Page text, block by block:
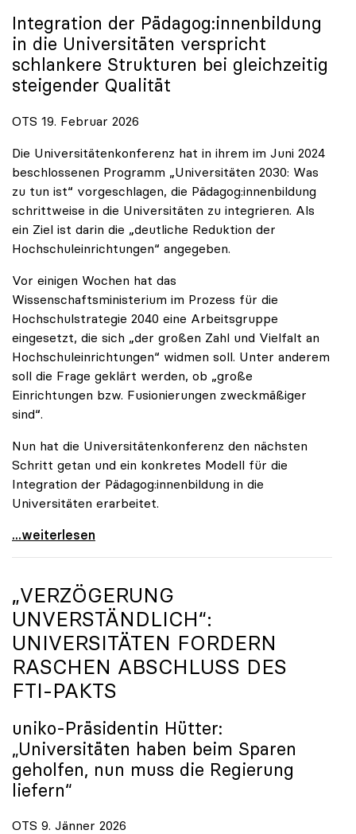
Integration der Pädagog:innenbildung
in die Universitäten verspricht
schlankere Strukturen bei gleichzeitig
steigender Qualität
OTS 19. Februar 2026
Die Universitätenkonferenz hat in ihrem im Juni 2024
beschlossenen Programm „Universitäten 2030: Was
zu tun ist“ vorgeschlagen, die Pädagog:innenbildung
schrittweise in die Universitäten zu integrieren. Als
ein Ziel ist darin die „deutliche Reduktion der
Hochschuleinrichtungen“ angegeben.
Vor einigen Wochen hat das
Wissenschaftsministerium im Prozess für die
Hochschulstrategie 2040 eine Arbeitsgruppe
eingesetzt, die sich „der großen Zahl und Vielfalt an
Hochschuleinrichtungen“ widmen soll. Unter anderem
soll die Frage geklärt werden, ob „große
Einrichtungen bzw. Fusionierungen zweckmäßiger
sind“.
Nun hat die Universitätenkonferenz den nächsten
Schritt getan und ein konkretes Modell für die
Integration der Pädagog:innenbildung in die
Universitäten erarbeitet.
Schools of Education an den Universitäten: Für
...weiterlesen
„VERZÖGERUNG
UNVERSTÄNDLICH“:
UNIVERSITÄTEN FORDERN
RASCHEN ABSCHLUSS DES
FTI-PAKTS
uniko-Präsidentin Hütter:
„Universitäten haben beim Sparen
geholfen, nun muss die Regierung
liefern“
OTS 9. Jänner 2026